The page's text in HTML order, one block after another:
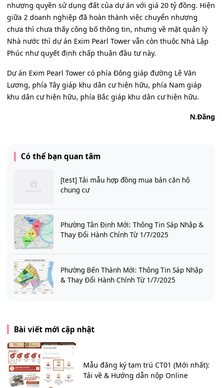
nhượng quyền sử dụng đất của dự án với giá 20 tỷ đồng. Hiện
giữa 2 doanh nghiệp đã hoàn thành việc chuyển nhượng
chưa thì chưa thấy công bố thông tin, nhưng về mặt quản lý
Nhà nước thì dự án Exim Pearl Tower vẫn còn thuộc Nhà Lập
Phúc như quyết định chấp thuận đầu tư này.
Dự án Exim Pearl Tower có phía Đông giáp đường Lê Văn
Lương, phía Tây giáp khu dân cư hiện hữu, phía Nam giáp
khu dân cư hiện hữu, phía Bắc giáp khu dân cư hiện hữu.
N.Đăng
Có thể bạn quan tâm
[test] Tải mẫu hợp đồng mua bán căn hộ
chung cư
Phường Tân Định Mới: Thông Tin Sáp Nhập &
Thay Đổi Hành Chính Từ 1/7/2025
Phường Bến Thành Mới: Thông Tin Sáp Nhập
& Thay Đổi Hành Chính Từ 1/7/2025
Bài viết mới cập nhật
Mẫu đăng ký tạm trú CT01 (Mới nhất):
Tải về & Hướng dẫn nộp Online